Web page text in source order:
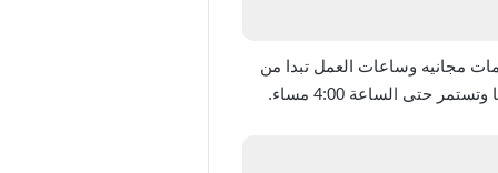
مثلا على هاتف 6666-125-800، كما ان جميع المكالمات مجانيه وساعات العمل تبدا من